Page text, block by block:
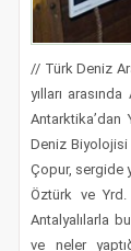
// Türk Deniz
yılları
Antarktika’dan
Deniz Biyolojisi
Çopur, sergide
Öztürk ve
Antalyalılarla
ve neler